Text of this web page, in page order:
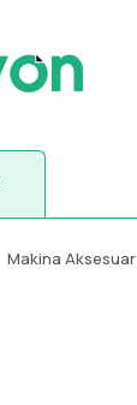
Makina Aksesuar